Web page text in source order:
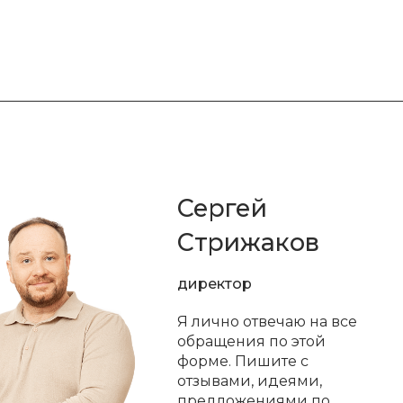
Сергей
Стрижаков
директор
Я лично отвечаю на все
обращения по этой
форме. Пишите с
отзывами, идеями,